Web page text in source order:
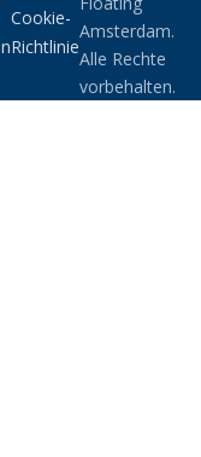
Cookie-
Richtlinie
Amsterdam.
Alle Rechte
vorbehalten.